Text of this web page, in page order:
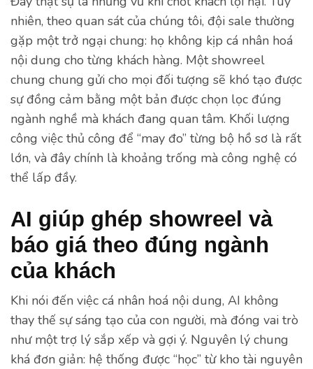
nhiên, theo quan sát của chúng tôi, đội sale thường
gặp một trở ngại chung: họ không kịp cá nhân hoá
nội dung cho từng khách hàng. Một showreel
chung chung gửi cho mọi đối tượng sẽ khó tạo được
sự đồng cảm bằng một bản được chọn lọc đúng
ngành nghề mà khách đang quan tâm. Khối lượng
công việc thủ công để “may đo” từng bộ hồ sơ là rất
lớn, và đây chính là khoảng trống mà công nghệ có
thể lấp đầy.
AI giúp ghép showreel và
báo giá theo đúng ngành
của khách
Khi nói đến việc cá nhân hoá nội dung, AI không
thay thế sự sáng tạo của con người, mà đóng vai trò
như một trợ lý sắp xếp và gợi ý. Nguyên lý chung
khá đơn giản: hệ thống được “học” từ kho tài nguyên